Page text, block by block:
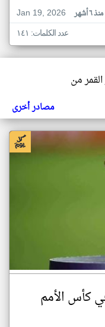
Jan 19, 2026
منذ ٦ أشهر
عدد الكلمات: ١٤١
من
مصادر أخرى
في كأس الأمم